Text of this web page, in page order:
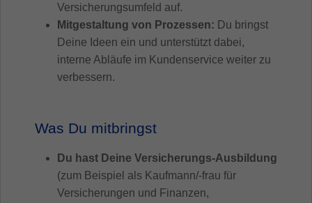
Versicherungsumfeld auf.
Mitgestaltung von Prozessen: Du bringst
Deine Ideen ein und unterstützt dabei,
interne Abläufe im Kundenservice weiter zu
verbessern.
Was Du mitbringst
Du hast Deine Versicherungs-Ausbildung
(zum Beispiel als Kaufmann/-frau für
Versicherungen und Finanzen,